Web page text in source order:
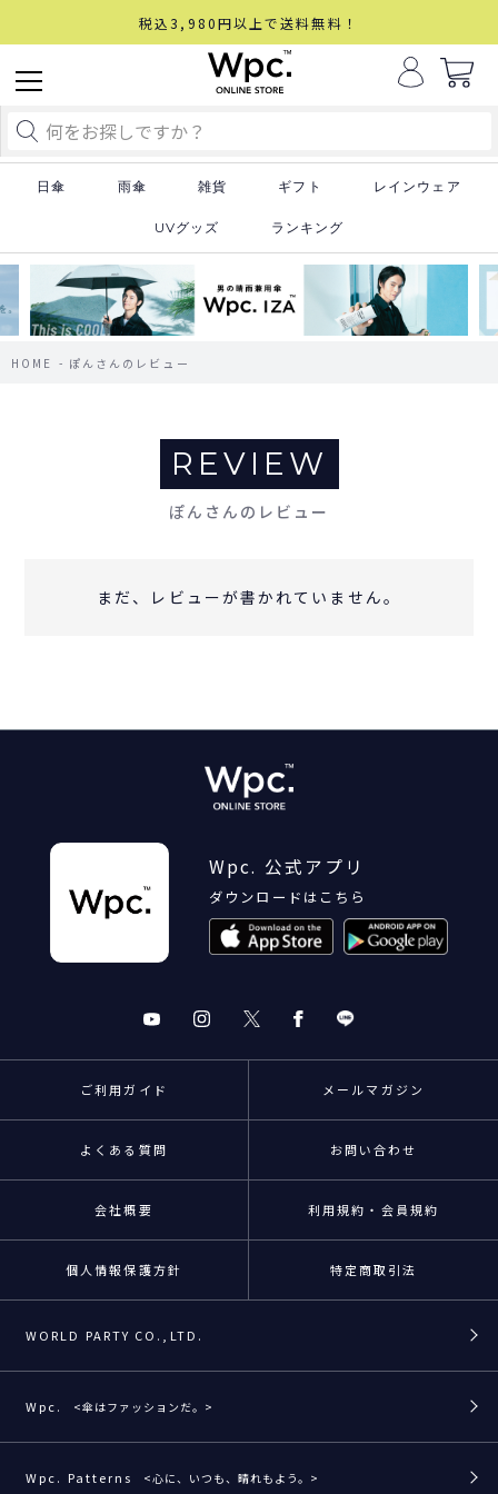
税込3,980円以上で送料無料！
日傘 雨傘 雑貨 ギフト レインウェア
UVグッズ ランキング
HOME ぽんさんのレビュー
REVIEW
ぽんさんのレビュー
まだ、レビューが書かれていません。
Wpc. 公式アプリ
ダウンロードはこちら
ご利用ガイド メールマガジン
よくある質問 お問い合わせ
会社概要 利用規約・会員規約
個人情報保護方針 特定商取引法
WORLD PARTY CO.,LTD.
Wpc. <傘はファッションだ。>
Wpc. Patterns <心に、いつも、晴れもよう。>